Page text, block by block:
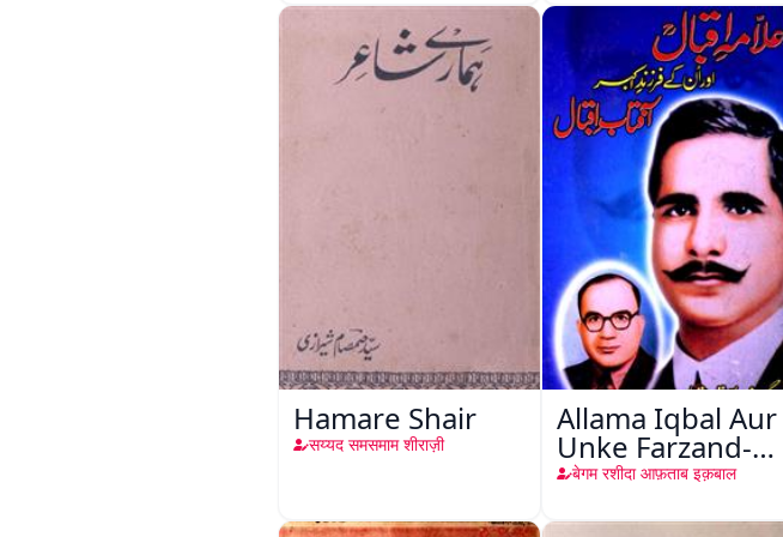
Hamare Shair
सय्यद समसमाम शीराज़ी
Allama Iqbal Aur
Unke Farzand-e-
Akabar Aftab
बेगम रशीदा आफ़ताब इक़बाल